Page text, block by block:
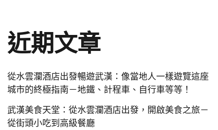
近期文章
從水雲瀾酒店出發暢遊武漢：像當地人一樣遊覽這座
城市的終極指南－地鐵、計程車、自行車等等！
武漢美食天堂：從水雲瀾酒店出發，開啟美食之旅－
從街頭小吃到高級餐廳